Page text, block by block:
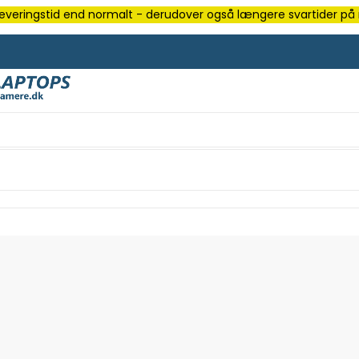
end normalt - derudover også længere svartider på